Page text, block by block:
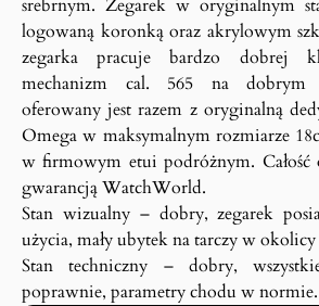
srebrnym. Zegarek w oryginalnym
logowaną koronką oraz akrylowym
zegarka pracuje bardzo dobrej
mechanizm cal. 565 na dobrym
oferowany jest razem z oryginalną
Omega w maksymalnym rozmiarze
w firmowym etui podróżnym. Całość
gwarancją WatchWorld.
Stan wizualny – dobry, zegarek
użycia, mały ubytek na tarczy w
Stan techniczny – dobry,
poprawnie, parametry chodu w normie.